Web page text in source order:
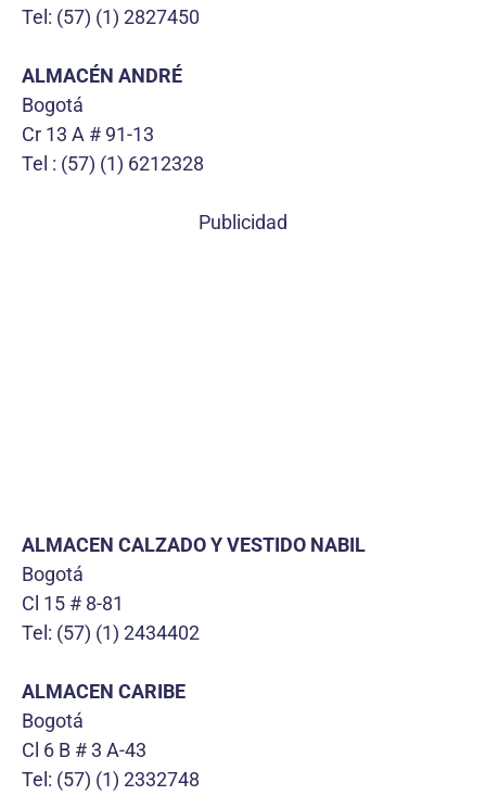
Tel: (57) (1) 2827450
ALMACÉN ANDRÉ
Bogotá
Cr 13 A # 91-13
Tel : (57) (1) 6212328
Publicidad
ALMACEN CALZADO Y VESTIDO NABIL
Bogotá
Cl 15 # 8-81
Tel: (57) (1) 2434402
ALMACEN CARIBE
Bogotá
Cl 6 B # 3 A-43
Tel: (57) (1) 2332748